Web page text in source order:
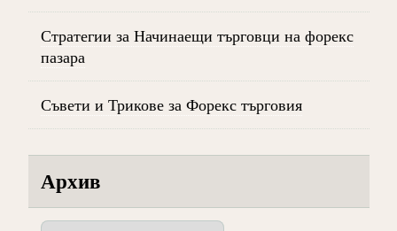
Стратегии за Начинаещи търговци на форекс
пазара
Съвети и Трикове за Форекс търговия
Архив
Архив